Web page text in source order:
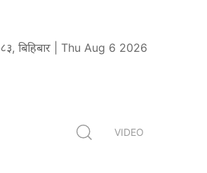
बिहिबार | Thu Aug 6 2026
VIDEO